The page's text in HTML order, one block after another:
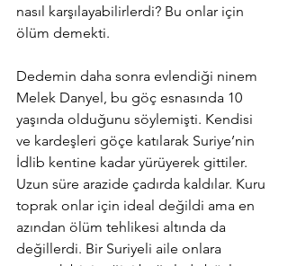
nasıl karşılayabilirlerdi? Bu onlar için
ölüm demekti.
Dedemin daha sonra evlendiği ninem
Melek Danyel, bu göç esnasında 10
yaşında olduğunu söylemişti. Kendisi
ve kardeşleri göçe katılarak Suriye’nin
İdlib kentine kadar yürüyerek gittiler.
Uzun süre arazide çadırda kaldılar. Kuru
toprak onlar için ideal değildi ama en
azından ölüm tehlikesi altında da
değillerdi. Bir Suriyeli aile onlara